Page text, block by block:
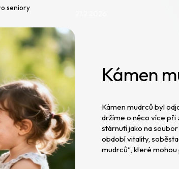
seniory
Kámen
Kámen mudrců byl
držíme o něco více při
stárnutí jako na
období vitality,
mudrců“, které
Doporučujeme